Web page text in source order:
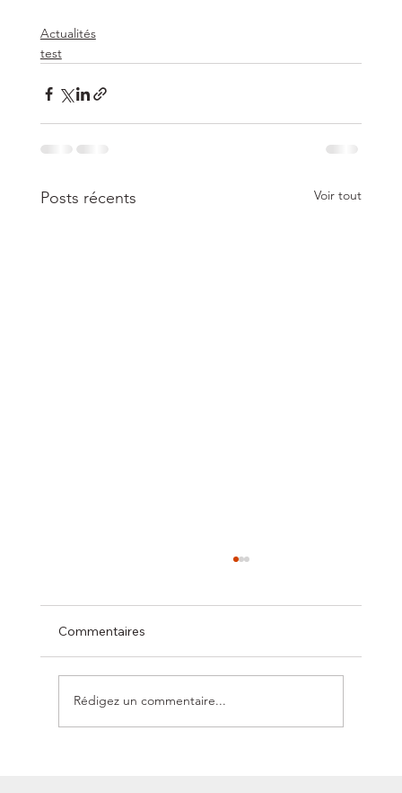
Actualités
test
Posts récents Voir tout
Commentaires
Rédigez un commentaire...